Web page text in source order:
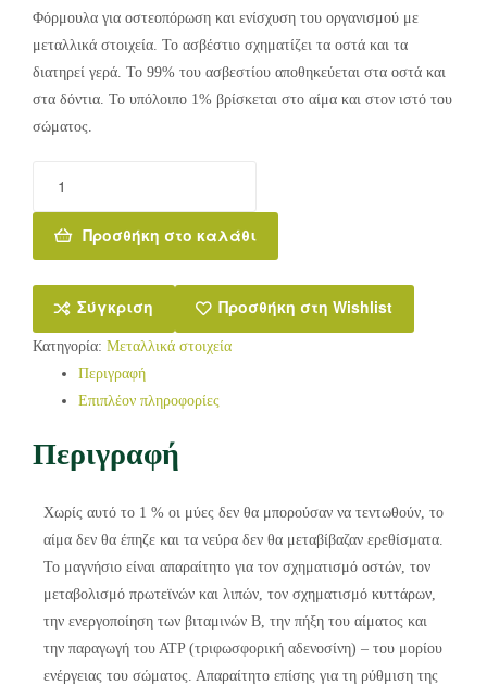
Φόρμουλα για οστεοπόρωση και ενίσχυση του οργανισμού με
μεταλλικά στοιχεία. Το ασβέστιο σχηματίζει τα οστά και τα
διατηρεί γερά. Το 99% του ασβεστίου αποθηκεύεται στα οστά και
στα δόντια. Το υπόλοιπο 1% βρίσκεται στο αίμα και στον ιστό του
σώματος.
Προσθήκη στο καλάθι
Σύγκριση Προσθήκη στη Wishlist
Κατηγορία: Μεταλλικά στοιχεία
Περιγραφή
Επιπλέον πληροφορίες
Περιγραφή
Χωρίς αυτό το 1 % οι μύες δεν θα μπορούσαν να τεντωθούν, το
αίμα δεν θα έπηζε και τα νεύρα δεν θα μεταβίβαζαν ερεθίσματα.
Το μαγνήσιο είναι απαραίτητο για τον σχηματισμό οστών, τον
μεταβολισμό πρωτεϊνών και λιπών, τον σχηματισμό κυττάρων,
την ενεργοποίηση των βιταμινών Β, την πήξη του αίματος και
την παραγωγή του ΑΤP (τριφωσφορική αδενοσίνη) – του μορίου
ενέργειας του σώματος. Απαραίτητο επίσης για τη ρύθμιση της